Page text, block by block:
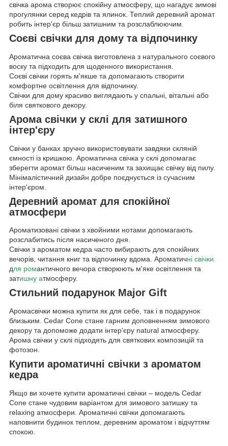
свічка арома створює спокійну атмосферу, що нагадує зимові
прогулянки серед кедрів та ялинок. Теплий деревний аромат
робить інтер'єр більш затишним та розслаблюючим.
Соєві свічки для дому та відпочинку
Ароматична соєва свічка виготовлена з натурального соєвого
воску та підходить для щоденного використання.
Соєві свічки горять м'якше та допомагають створити
комфортне освітлення для відпочинку.
Свічки для дому красиво виглядають у спальні, вітальні або
біля святкового декору.
Арома свічки у склі для затишного
інтер'єру
Свічки у банках зручно використовувати завдяки скляній
ємності із кришкою. Ароматична свічка у склі допомагає
зберегти аромат більш насиченим та захищає свічку від пилу.
Мінімалістичний дизайн добре поєднується із сучасним
інтер'єром.
Деревний аромат для спокійної
атмосфери
Ароматизовані свічки з хвойними нотами допомагають
розслабитись після насиченого дня.
Свічки з ароматом кедра часто вибирають для спокійних
вечорів, читання книг та відпочинку вдома. Ароматичні свічки
для романтичного вечора створюють м'яке освітлення та
затишну атмосферу.
Стильний подарунок Major Gift
Аромасвічки можна купити як для себе, так і в подарунок
близьким. Cedar Cone стане гарним доповненням зимового
декору та допоможе додати інтер'єру natural атмосферу.
Арома свічки у склі підходять для святкових композицій та
фотозон.
Купити ароматичні свічки з ароматом
кедра
Якщо ви хочете купити ароматичні свічки – модель Cedar
Cone стане чудовим варіантом для зимового затишку та
relaxing атмосфери. Ароматичні свічки допомагають
наповнити будинок теплом, деревним ароматом і відчуттям
спокою.